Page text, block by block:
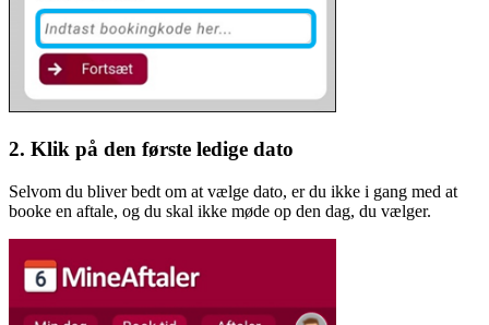
2. Klik på den første ledige dato
Selvom du bliver bedt om at vælge dato, er du ikke i gang med at
booke en aftale, og du skal ikke møde op den dag, du vælger.